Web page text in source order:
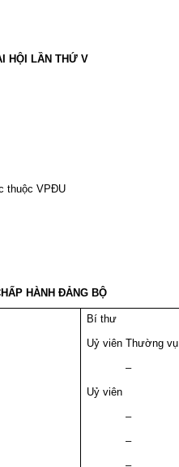
HỘI LẦN THỨ V
thuộc VPĐU
HÀNH ĐẢNG BỘ
Bí thư
Uỷ viên Thường vụ
–
Uỷ viên
–
–